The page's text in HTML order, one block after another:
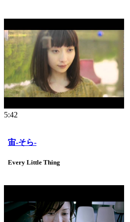
5:42
宙-そら-
Every Little Thing